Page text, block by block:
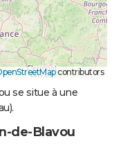
contributors
se situe à une
de-Blavou